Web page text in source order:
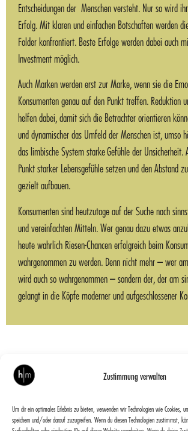
Zustimmung verwalten
Um dir ein optimales Erlebnis zu bieten, verwenden wir Technologien wie Cookies,
speichern und/oder darauf zuzugreifen. Wenn du diesen Technologien zustimmst,
Entscheidungen der Menschen versteht. Nur so wird
Erfolg. Mit klaren und einfachen Botschaften werden
Folder konfrontiert. Beste Erfolge werden dabei auch
Investment möglich.
Auch Marken werden erst zur Marke, wenn sie die
Konsumenten genau auf den Punkt treffen. Reduktion
helfen dabei, damit sich die Betrachter orientieren
und dynamischer das Umfeld der Menschen ist, umso
das limbische System starke Gefühle der Unsicherheit.
Punkt starker Lebensgefühle setzen und den Abstand
gezielt aufbauen.
Konsumenten sind heutzutage auf der Suche nach
und vereinfachten Mitteln. Wer genau dazu etwas
heute wahrlich Riesen-Chancen erfolgreich beim
wahrgenommen zu werden. Denn nicht mehr – wer
wird auch so wahrgenommen – sondern der, der am
gelangt in die Köpfe moderner und aufgeschlossener